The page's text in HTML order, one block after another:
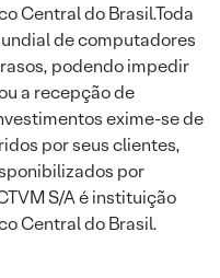
Central do Brasil.Toda
de computadores
podendo impedir
a recepção de
exime-se de
por seus clientes,
por
S/A é instituição
Central do Brasil.